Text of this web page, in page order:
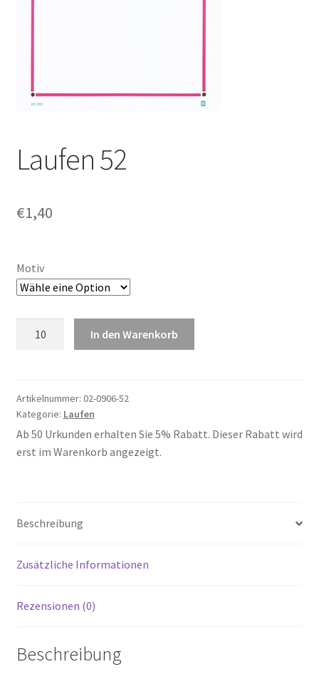
Laufen 52
€1,40
Motiv
In den Warenkorb
Artikelnummer: 02-0906-52
Kategorie: Laufen
Ab 50 Urkunden erhalten Sie 5% Rabatt. Dieser Rabatt wird
erst im Warenkorb angezeigt.
Beschreibung
Zusätzliche Informationen
Rezensionen (0)
Beschreibung